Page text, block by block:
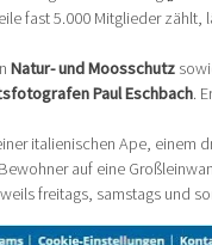
fast 5.000 Mitglieder zählt,
Natur- und Moosschutz
Paul Eschbach.
italienischen Ape, einem
auf eine
freitags, samstags und